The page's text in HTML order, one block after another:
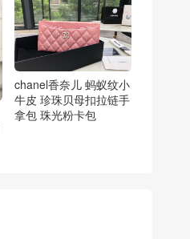
chanel香奈儿 蚂蚁纹小
牛皮 珍珠贝母扣拉链手
拿包 珠光粉卡包